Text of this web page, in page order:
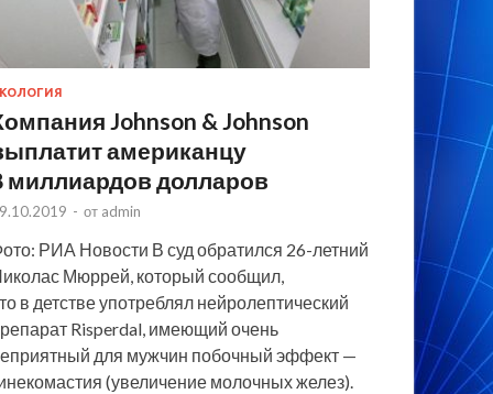
Johnson & Johnson
американцу
миллиардов долларов
- от admin
РИА Новости В суд обратился 26-летний
Мюррей, который сообщил,
в детстве употреблял нейролептический
Risperdal, имеющий очень
для мужчин побочный эффект —
(увеличение молочных желез).